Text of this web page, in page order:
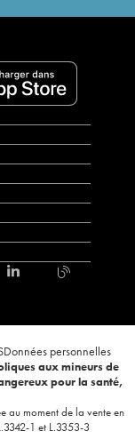
Données personnelles
aux mineurs de
pour la santé,
au moment de la vente en
1 et L.3353-3